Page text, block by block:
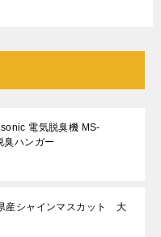
電気脱臭機 MS-
臭ハンガー
産シャインマスカット 大